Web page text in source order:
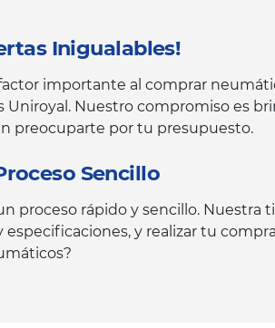
Inigualables!
importante al comprar
Nuestro compromiso es
preocuparte por tu presupuesto.
Sencillo
proceso rápido y sencillo.
y realizar tu